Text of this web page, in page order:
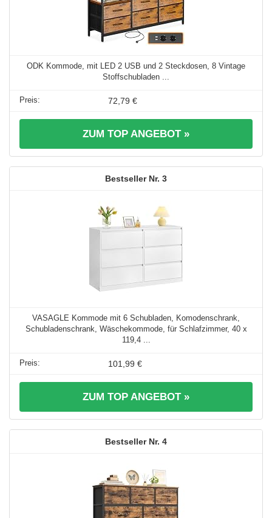
ODK Kommode, mit LED 2 USB und 2 Steckdosen, 8 Vintage
Stoffschubladen ...
72,79 €
ZUM TOP ANGEBOT »
3
VASAGLE Kommode mit 6 Schubladen, Komodenschrank,
Schubladenschrank, Wäschekommode, für Schlafzimmer, 40 x
119,4 ...
101,99 €
ZUM TOP ANGEBOT »
4